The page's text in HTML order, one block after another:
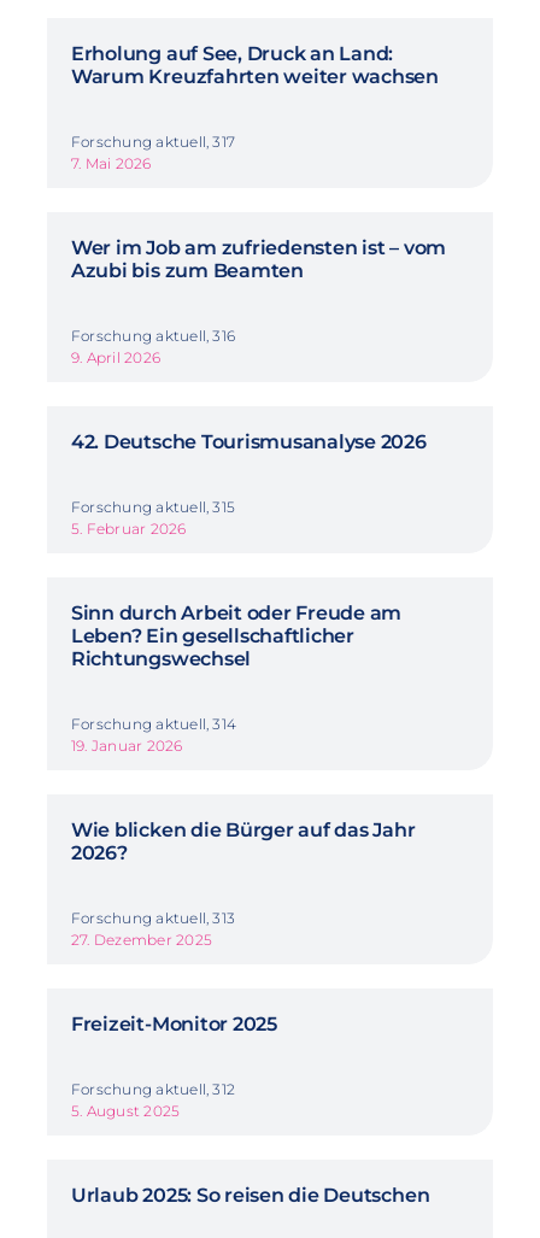
Erholung auf See, Druck an Land:
Warum Kreuzfahrten weiter wachsen
Forschung aktuell, 317
7. Mai 2026
Wer im Job am zufriedensten ist – vom
Azubi bis zum Beamten
Forschung aktuell, 316
9. April 2026
42. Deutsche Tourismusanalyse 2026
Forschung aktuell, 315
5. Februar 2026
Sinn durch Arbeit oder Freude am
Leben? Ein gesellschaftlicher
Richtungswechsel
Forschung aktuell, 314
19. Januar 2026
Wie blicken die Bürger auf das Jahr
2026?
Forschung aktuell, 313
27. Dezember 2025
Freizeit-Monitor 2025
Forschung aktuell, 312
5. August 2025
Urlaub 2025: So reisen die Deutschen